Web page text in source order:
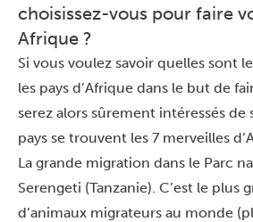
choisissez-vous pour faire
Afrique ?
Si vous voulez savoir quelles sont
les pays d’Afrique dans le but de
serez alors sûrement intéressés de
pays se trouvent les 7 merveilles
La grande migration dans le Parc
Serengeti (Tanzanie). C’est le plus
d’animaux migrateurs au monde